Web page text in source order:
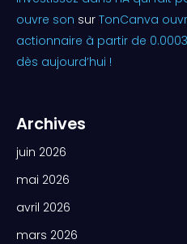
ouvre son sur TonCanva
actionnaire à partir de
dès aujourd’hui !
Archives
juin 2026
mai 2026
avril 2026
mars 2026